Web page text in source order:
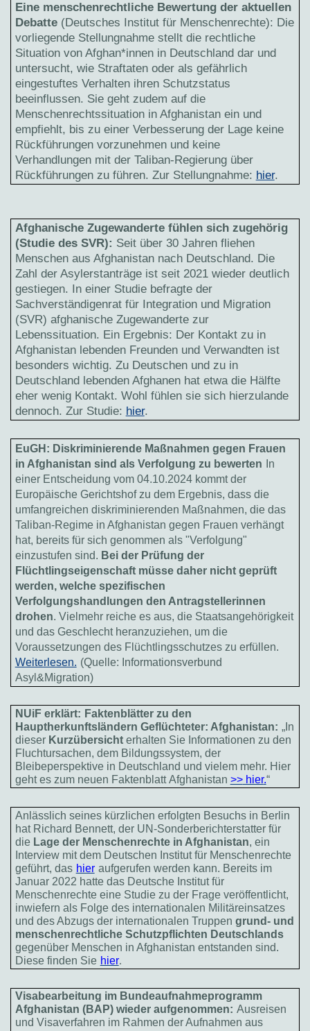
Eine menschenrechtliche Bewertung der aktuellen
Debatte (Deutsches Institut für Menschenrechte): Die
vorliegende Stellungnahme stellt die rechtliche
Situation von Afghan*innen in Deutschland dar und
untersucht, wie Straftaten oder als gefährlich
eingestuftes Verhalten ihren Schutzstatus
beeinflussen. Sie geht zudem auf die
Menschenrechtssituation in Afghanistan ein und
empfiehlt, bis zu einer Verbesserung der Lage keine
Rückführungen vorzunehmen und keine
Verhandlungen mit der Taliban-Regierung über
Rückführungen zu führen. Zur Stellungnahme: hier.
Afghanische Zugewanderte fühlen sich zugehörig
(Studie des SVR): Seit über 30 Jahren fliehen
Menschen aus Afghanistan nach Deutschland. Die
Zahl der Asylerstanträge ist seit 2021 wieder deutlich
gestiegen. In einer Studie befragte der
Sachverständigenrat für Integration und Migration
(SVR) afghanische Zugewanderte zur
Lebenssituation. Ein Ergebnis: Der Kontakt zu in
Afghanistan lebenden Freunden und Verwandten ist
besonders wichtig. Zu Deutschen und zu in
Deutschland lebenden Afghanen hat etwa die Hälfte
eher wenig Kontakt. Wohl fühlen sie sich hierzulande
dennoch. Zur Studie: hier.
EuGH: Diskriminierende Maßnahmen gegen Frauen
in Afghanistan sind als Verfolgung zu bewerten
In
einer Entscheidung vom 04.10.2024 kommt der
Europäische Gerichtshof zu dem Ergebnis, dass die
umfangreichen diskriminierenden Maßnahmen, die das
Taliban-Regime in Afghanistan gegen Frauen verhängt
hat, bereits für sich genommen als "Verfolgung"
einzustufen sind. Bei der Prüfung der
Flüchtlingseigenschaft müsse daher nicht geprüft
werden, welche spezifischen
Verfolgungshandlungen den Antragstellerinnen
drohen. Vielmehr reiche es aus, die Staatsangehörigkeit
und das Geschlecht heranzuziehen, um die
Voraussetzungen des Flüchtlingsschutzes zu erfüllen.
Weiterlesen. (Quelle: Informationsverbund
Asyl&Migration)
NUiF erklärt: Faktenblätter zu den
Hauptherkunftsländern Geflüchteter: Afghanistan: „In
dieser Kurzübersichterhalten Sie Informationen zu den
Fluchtursachen, dem Bildungssystem, der
Bleibeperspektive in Deutschland und vielem mehr. Hier
geht es zum neuen Faktenblatt Afghanistan >>hier.“
Anlässlich seines kürzlichen erfolgten Besuchs in Berlin
hat Richard Bennett, der UN-Sonderberichterstatter für
die Lage der Menschenrechte in Afghanistan, ein
Interview mit dem Deutschen Institut für Menschenrechte
geführt, das hier aufgerufen werden kann. Bereits im
Januar 2022 hatte das Deutsche Institut für
Menschenrechte eine Studie zu der Frage veröffentlicht,
inwiefern als Folge des internationalen Militäreinsatzes
und des Abzugs der internationalen Truppen grund- und
menschenrechtliche Schutzpflichten Deutschlands
gegenüber Menschen in Afghanistan entstanden sind.
Diese finden Sie hier.
Visabearbeitung im Bundeaufnahmeprogramm
Afghanistan (BAP) wieder aufgenommen: Ausreisen
und Visaverfahren im Rahmen der Aufnahmen aus